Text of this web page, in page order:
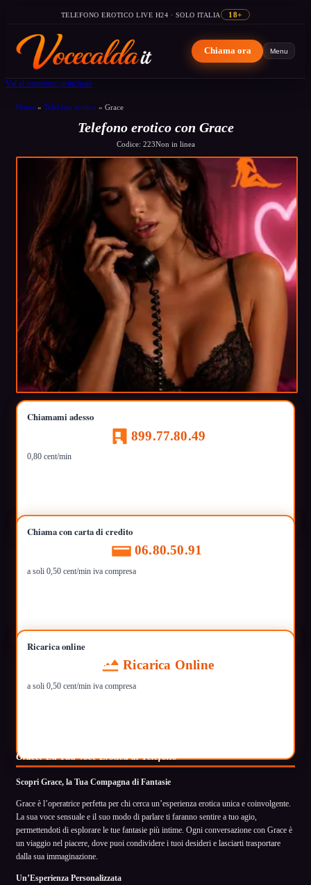
TELEFONO EROTICO LIVE H24 · SOLO ITALIA 18+
Chiama ora Menu
Vai al contenuto principale
Home » Telefono erotico » Grace
Telefono erotico con Grace
Codice: 223Non in linea
Chiamami adesso
899.77.80.49
0,80 cent/min
Chiama con carta di credito
06.80.50.91
a soli 0,50 cent/min iva compresa
Ricarica online
Ricarica Online
a soli 0,50 cent/min iva compresa
Grace: La Tua Voce Erotica al Telefono
Scopri Grace, la Tua Compagna di Fantasie
Grace è l’operatrice perfetta per chi cerca un’esperienza erotica unica e coinvolgente.
La sua voce sensuale e il suo modo di parlare ti faranno sentire a tuo agio,
permettendoti di esplorare le tue fantasie più intime. Ogni conversazione con Grace è
un viaggio nel piacere, dove puoi condividere i tuoi desideri e lasciarti trasportare
dalla sua immaginazione.
Un’Esperienza Personalizzata